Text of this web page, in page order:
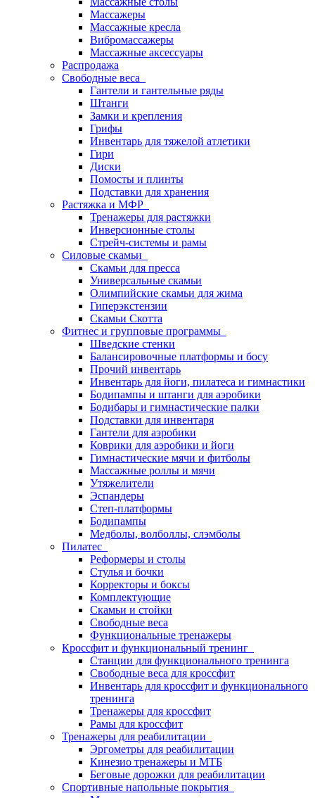
Массажеры
Массажные кресла
Вибромассажеры
Массажные аксессуары
Распродажа
Свободные веса
Гантели и гантельные ряды
Штанги
Замки и крепления
Грифы
Инвентарь для тяжелой атлетики
Гири
Диски
Помосты и плинты
Подставки для хранения
Растяжка и МФР
Тренажеры для растяжки
Инверсионные столы
Стрейч-системы и рамы
Силовые скамьи
Скамьи для пресса
Универсальные скамьи
Олимпийские скамьи для жима
Гиперэкстензии
Скамьи Скотта
Фитнес и групповые программы
Шведские стенки
Балансировочные платформы и босу
Прочий инвентарь
Инвентарь для йоги, пилатеса и гимнастики
Бодипампы и штанги для аэробики
Бодибары и гимнастические палки
Подставки для инвентаря
Гантели для аэробики
Коврики для аэробики и йоги
Гимнастические мячи и фитболы
Массажные роллы и мячи
Утяжелители
Эспандеры
Степ-платформы
Бодипампы
Медболы, волболлы, слэмболы
Пилатес
Реформеры и столы
Стулья и бочки
Корректоры и боксы
Комплектующие
Скамьи и стойки
Свободные веса
Функциональные тренажеры
Кроссфит и функциональный тренинг
Станции для функционального тренинга
Свободные веса для кроссфит
Инвентарь для кроссфит и функционального
тренинга
Тренажеры для кроссфит
Рамы для кроссфит
Тренажеры для реабилитации
Эргометры для реабилитации
Кинезио тренажеры и МТБ
Беговые дорожки для реабилитации
Спортивные напольные покрытия